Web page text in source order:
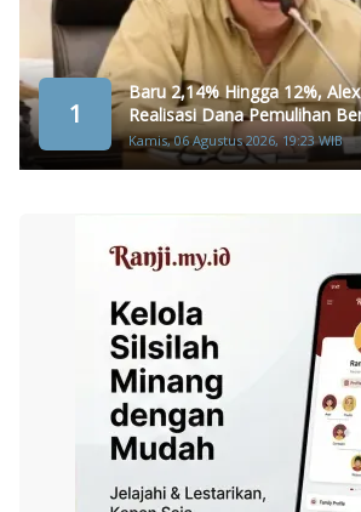
1
Baru 2,14% Hingga 12%,
Realisasi Dana Pemulihan
Kamis, 06 Agustus 2026, 19:23 WIB